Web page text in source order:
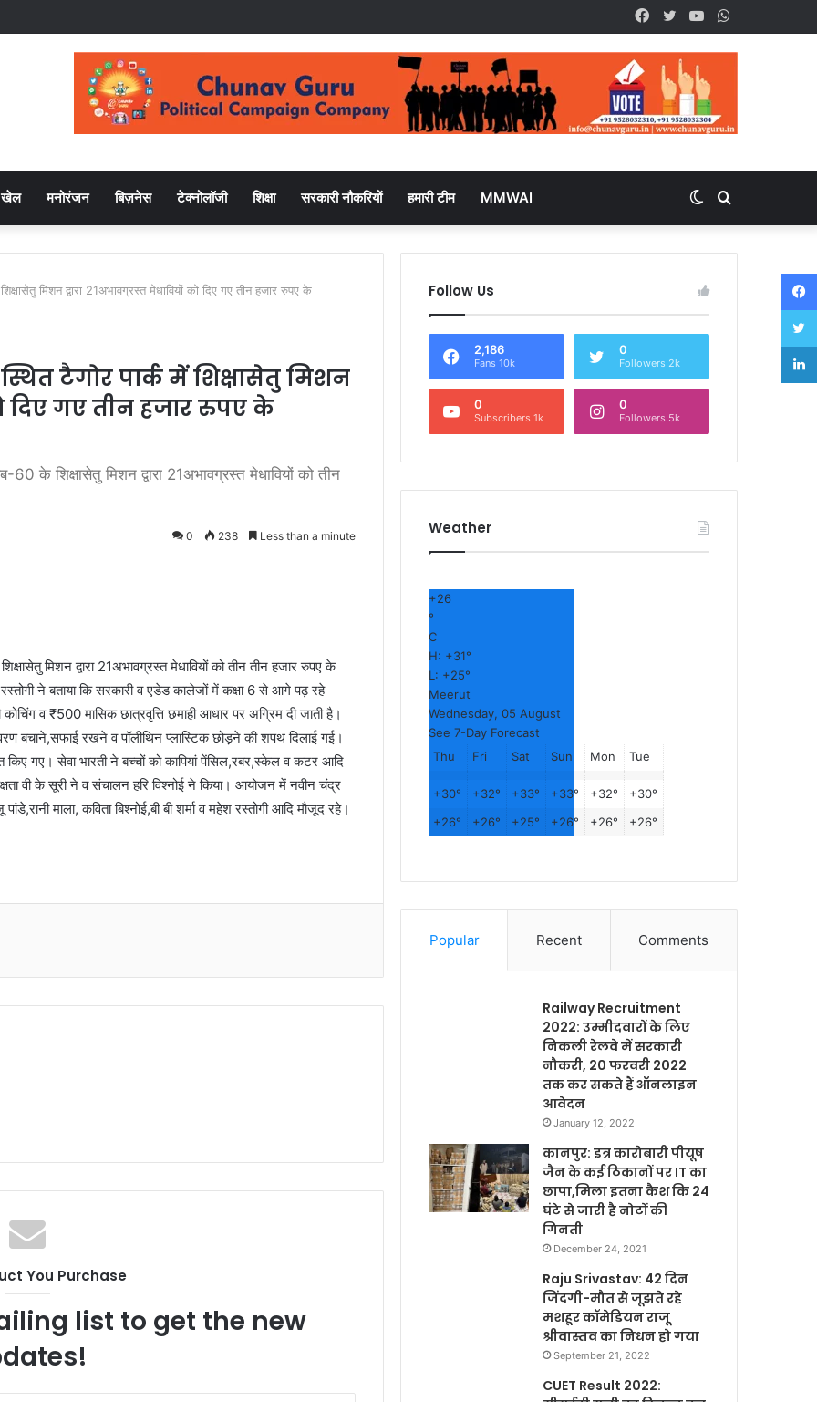
YouTube
Twitter
Facebook
खेल मनोरंजन बिज़नेस टेक्नोलॉजी शिक्षा सरकारी नौकरियों हमारी टीम MMWAI
for
Switch
skin
मिशन द्वारा 21अभावग्रस्त मेधावियों को दिए गए तीन हजार रुपए के
टैगोर पार्क में शिक्षासेतु मिशन
दिए गए तीन हजार रुपए के
के शिक्षासेतु मिशन द्वारा 21अभावग्रस्त मेधावियों को तीन
0 238 Less than a minute
मिशन द्वारा 21अभावग्रस्त मेधावियों को तीन तीन हजार रुपए के
ने बताया कि सरकारी व एडेड कालेजों में कक्षा 6 से आगे पढ़ रहे
व ₹500 मासिक छात्रवृत्ति छमाही आधार पर अग्रिम दी जाती है।
बचाने,सफाई रखने व पॉलीथिन प्लास्टिक छोड़ने की शपथ दिलाई गई।
किए गए। सेवा भारती ने बच्चों को कापियां पेंसिल,रबर,स्केल व कटर आदि
वी के सूरी ने व संचालन हरि विश्नोई ने किया। आयोजन में नवीन चंद्र
माला, कविता बिश्नोई,बी बी शर्मा व महेश रस्तोगी आदि मौजूद रहे।
You Purchase
list to get the new
Follow Us
2,186
Fans 10k
0
Followers 2k
0
Subscribers 1k
0
Followers 5k
Weather
+26
°
C
H: +31°
L: +25°
Meerut
Wednesday, 05 August
See 7-Day Forecast
Thu
Fri Sat Sun Mon Tue
+30° +32° +33° +33° +32° +30°
+26° +26° +25° +26° +26° +26°
Popular Recent Comments
Railway Recruitment
2022: उम्मीदवारों के लिए
निकली रेलवे में सरकारी
नौकरी, 20 फरवरी 2022
तक कर सकते हैं ऑनलाइन
आवेदन
January 12, 2022
कानपुर: इत्र कारोबारी पीयूष
जैन के कई ठिकानों पर IT का
छापा,मिला इतना कैश कि 24
घंटे से जारी है नोटों की
गिनती
December 24, 2021
Raju Srivastav: 42 दिन
जिंदगी-मौत से जूझते रहे
मशहूर कॉमेडियन राजू
श्रीवास्तव का निधन हो गया
September 21, 2022
CUET Result 2022: